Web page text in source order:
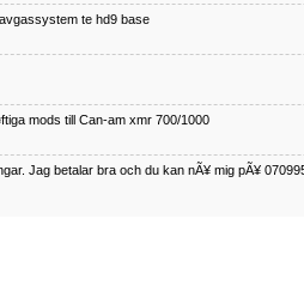
te hd9 base
mods till Can-am xmr 700/1000
Jag betalar bra och du kan nÃ¥ mig pÃ¥